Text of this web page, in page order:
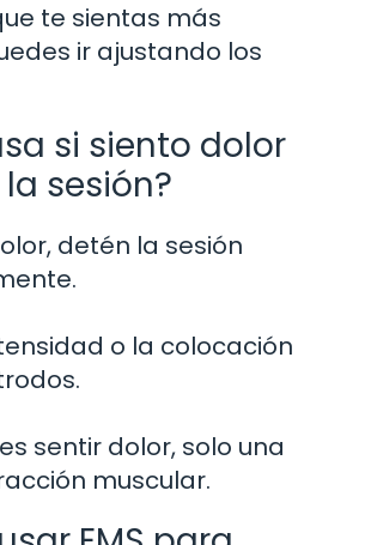
te sientas más
ir ajustando los
si siento dolor
sesión?
detén la sesión
o la colocación
sentir dolor, solo una
muscular.